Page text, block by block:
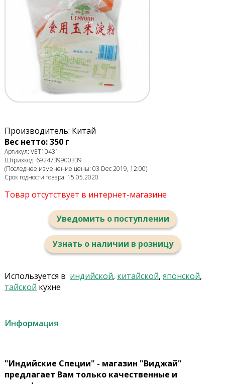
Производитель: Китай
Вес нетто: 350 г
Артикул: VET10431
Штрихкод: 6924739900339
(Последнее изменение цены: 03 Dec 2019, 12:00)
Срок годности товара: 15.05.2020
Товар отсутствует в интернет-магазине
Уведомить о поступлении
Узнать о наличии в розницу
Используется в индийской, китайской, японской,
тайской кухне
Информация
"Индийские Специи" - магазин "Виджай"
предлагает Вам только качественные и